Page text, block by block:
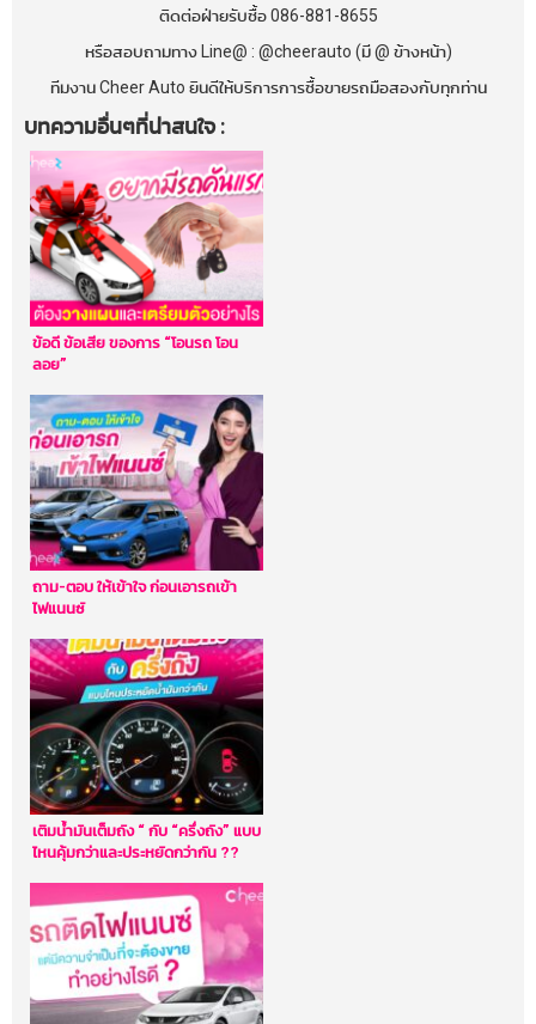
ติดต่อฝ่ายรับซื้อ 086-881-8655
หรือสอบถามทาง Line@ : @cheerauto (มี @ ข้างหน้า)
ทีมงาน Cheer Auto ยินดีให้บริการการซื้อขายรถมือสองกับทุกท่าน
บทความอื่นๆที่น่าสนใจ :
ข้อดี ข้อเสีย ของการ “โอนรถ โอน
ลอย”
ถาม-ตอบ ให้เข้าใจ ก่อนเอารถเข้า
ไฟแนนซ์
เติมน้ำมันเต็มถัง “ กับ “ครึ่งถัง” แบบ
ไหนคุ้มกว่าและประหยัดกว่ากัน ??